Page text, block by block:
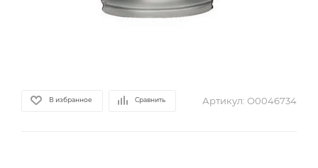
В избранное Сравнить Артикул: О0046734